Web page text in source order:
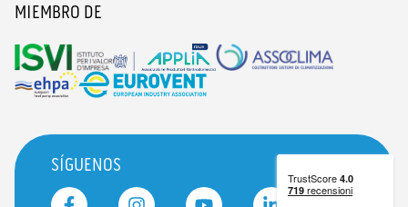
MIEMBRO DE
SÍGUENOS